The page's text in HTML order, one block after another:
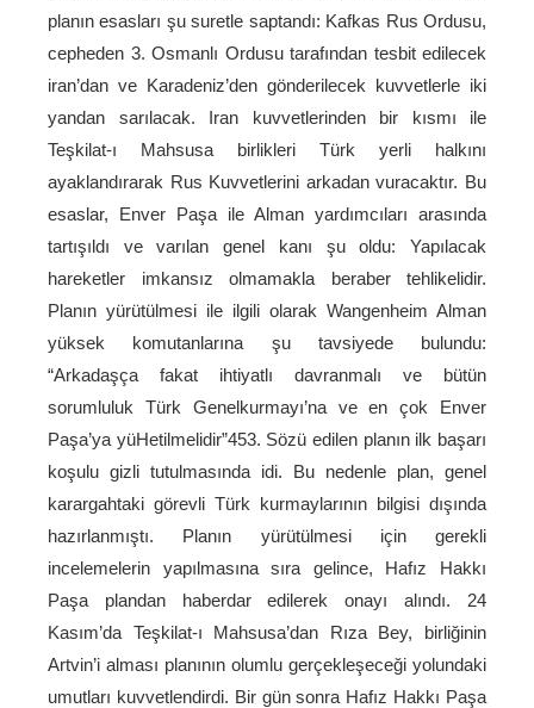
planın esasları şu suretle saptandı: Kafkas Rus Ordusu,
cepheden 3. Osmanlı Ordusu tarafından tesbit edilecek
iran’dan ve Karadeniz’den gönderilecek kuvvetlerle iki
yandan sarılacak. Iran kuvvetlerinden bir kısmı ile
Teşkilat-ı Mahsusa birlikleri Türk yerli halkını
ayaklandırarak Rus Kuvvetlerini arkadan vuracaktır. Bu
esaslar, Enver Paşa ile Alman yardımcıları arasında
tartışıldı ve varılan genel kanı şu oldu: Yapılacak
hareketler imkansız olmamakla beraber tehlikelidir.
Planın yürütülmesi ile ilgili olarak Wangenheim Alman
yüksek komutanlarına şu tavsiyede bulundu:
“Arkadaşça fakat ihtiyatlı davranmalı ve bütün
sorumluluk Türk Genelkurmayı’na ve en çok Enver
Paşa’ya yüHetilmelidir”453. Sözü edilen planın ilk başarı
koşulu gizli tutulmasında idi. Bu nedenle plan, genel
karargahtaki görevli Türk kurmaylarının bilgisi dışında
hazırlanmıştı. Planın yürütülmesi için gerekli
incelemelerin yapılmasına sıra gelince, Hafız Hakkı
Paşa plandan haberdar edilerek onayı alındı. 24
Kasım’da Teşkilat-ı Mahsusa’dan Rıza Bey, birliğinin
Artvin’i alması planının olumlu gerçekleşeceği yolundaki
umutları kuvvetlendirdi. Bir gün sonra Hafız Hakkı Paşa